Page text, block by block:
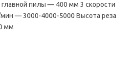
пилы — 400 мм 3 cкорости
— 3000-4000-5000 Высота реза
мм